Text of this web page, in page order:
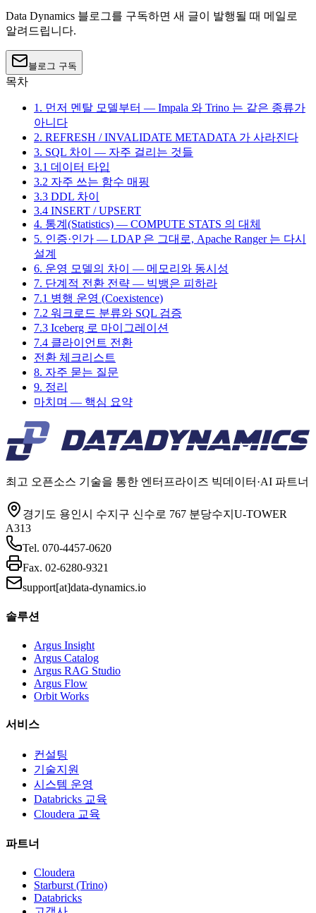
Data Dynamics 블로그를 구독하면 새 글이 발행될 때 메일로
알려드립니다.
블로그 구독
목차
1. 먼저 멘탈 모델부터 — Impala 와 Trino 는 같은 종류가
아니다
2. REFRESH / INVALIDATE METADATA 가 사라진다
3. SQL 차이 — 자주 걸리는 것들
3.1 데이터 타입
3.2 자주 쓰는 함수 매핑
3.3 DDL 차이
3.4 INSERT / UPSERT
4. 통계(Statistics) — COMPUTE STATS 의 대체
5. 인증·인가 — LDAP 은 그대로, Apache Ranger 는 다시
설계
6. 운영 모델의 차이 — 메모리와 동시성
7. 단계적 전환 전략 — 빅뱅은 피하라
7.1 병행 운영 (Coexistence)
7.2 워크로드 분류와 SQL 검증
7.3 Iceberg 로 마이그레이션
7.4 클라이언트 전환
전환 체크리스트
8. 자주 묻는 질문
9. 정리
마치며 — 핵심 요약
최고 오픈소스 기술을 통한 엔터프라이즈 빅데이터·AI 파트너
경기도 용인시 수지구 신수로 767 분당수지U-TOWER
A313
Tel. 070-4457-0620
Fax. 02-6280-9321
support[at]data-dynamics.io
솔루션
Argus Insight
Argus Catalog
Argus RAG Studio
Argus Flow
Orbit Works
서비스
컨설팅
기술지원
시스템 운영
Databricks 교육
Cloudera 교육
파트너
Cloudera
Starburst (Trino)
Databricks